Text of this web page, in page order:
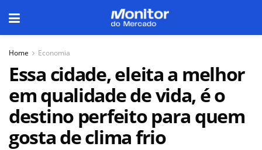
Home Economia
Essa cidade, eleita a melhor
em qualidade de vida, é o
destino perfeito para quem
gosta de clima frio